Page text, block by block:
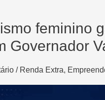
feminino
Governador
/ Renda Extra,